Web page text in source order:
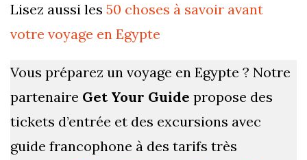
Lisez aussi les 50 choses à savoir avant
votre voyage en Egypte
Vous préparez un voyage en Egypte ? Notre
partenaire Get Your Guide propose des
tickets d’entrée et des excursions avec
guide francophone à des tarifs très